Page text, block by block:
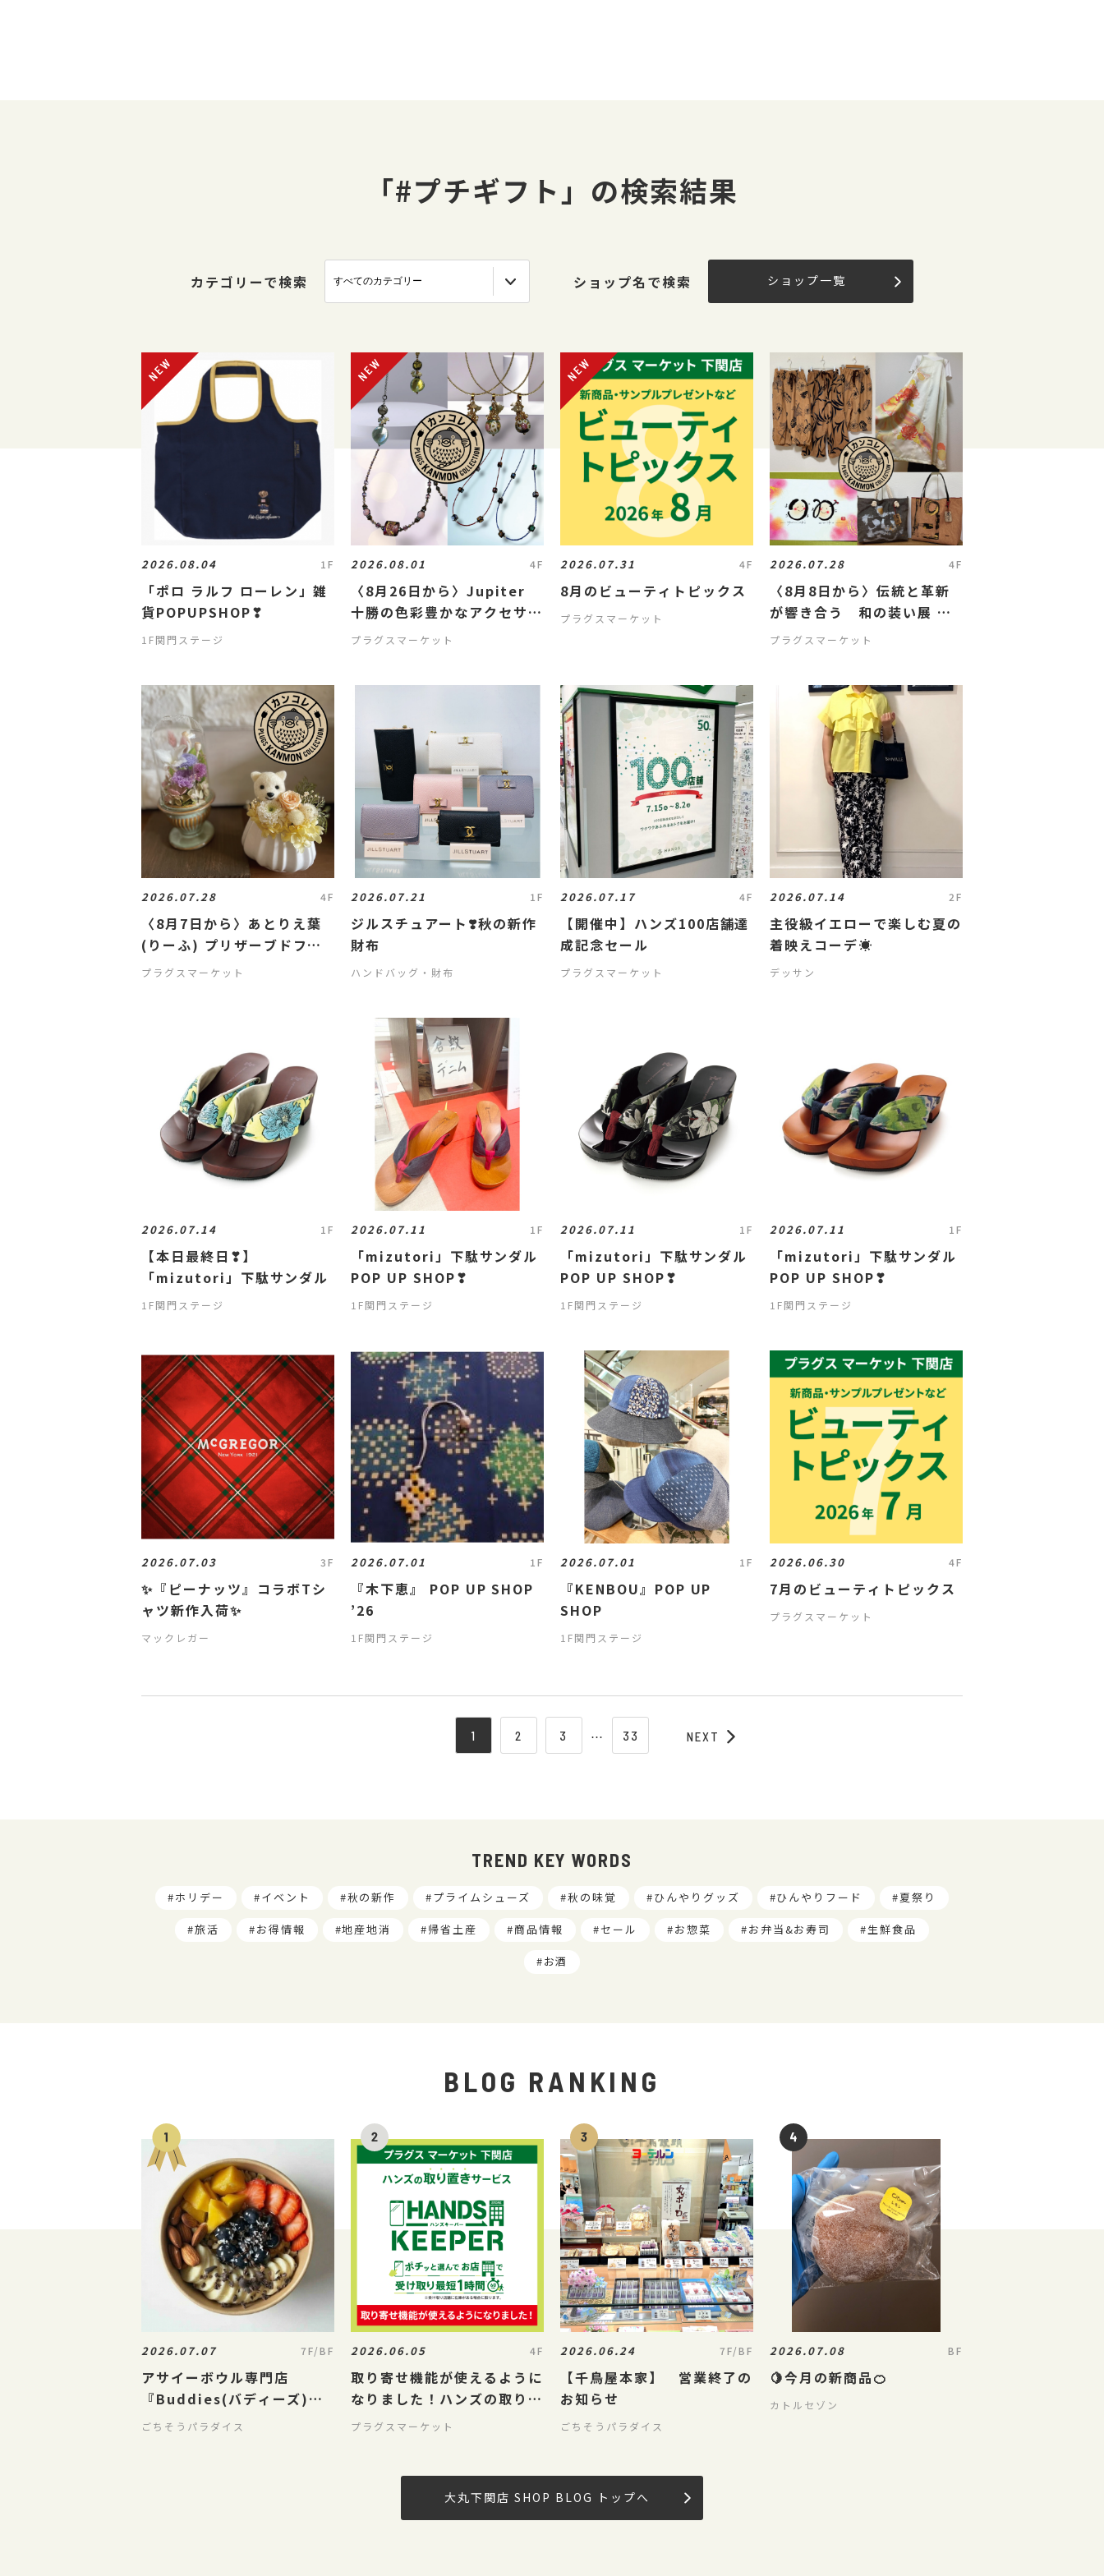
「#プチギフト」の検索結果
カテゴリーで検索 ショップ名で検索 ショップ一覧
2026.08.04 1F
「ポロ ラルフ ローレン」雑
貨POPUPSHOP❣
1F関門ステージ
2026.08.01 4F
〈8月26日から〉Jupiter
十勝の色彩豊かなアクセサリ
ー展
プラグスマーケット
2026.07.31 4F
8月のビューティトピックス
プラグスマーケット
2026.07.28 4F
〈8月8日から〉伝統と革新
が響き合う 和の装い展 ～
柿渋染と筆文字が織りなす、
プラグスマーケット
2026.07.28 4F
〈8月7日から〉あとりえ葉
(りーふ) プリザーブドフラ
ワーの仏花と夏の贈り物展
プラグスマーケット
2026.07.21 1F
ジルスチュアート❣️秋の新作
財布
ハンドバッグ・財布
2026.07.17 4F
【開催中】ハンズ100店舗達
成記念セール
プラグスマーケット
2026.07.14 2F
主役級イエローで楽しむ夏の
着映えコーデ☀️
デッサン
2026.07.14 1F
【本日最終日❣】
「mizutori」下駄サンダル
1F関門ステージ
2026.07.11 1F
「mizutori」下駄サンダル
POP UP SHOP❣
1F関門ステージ
2026.07.11 1F
「mizutori」下駄サンダル
POP UP SHOP❣
1F関門ステージ
2026.07.11 1F
「mizutori」下駄サンダル
POP UP SHOP❣
1F関門ステージ
2026.07.03 3F
✨『ピーナッツ』コラボTシ
ャツ新作入荷✨
マックレガー
2026.07.01 1F
『木下恵』 POP UP SHOP
’26
1F関門ステージ
2026.07.01 1F
『KENBOU』POP UP
SHOP
1F関門ステージ
2026.06.30 4F
7月のビューティトピックス
プラグスマーケット
1 2 3 ⋯ 33 NEXT
TREND KEY WORDS
ホリデー イベント 秋の新作 プライムシューズ 秋の味覚 ひんやりグッズ ひんやりフード 夏祭り
旅活 お得情報 地産地消 帰省土産 商品情報 セール お惣菜 お弁当&お寿司 生鮮食品
お酒
BLOG RANKING
2026.07.07 7F/BF
アサイーボウル専門店
『Buddies(バディーズ)』
大丸下関店に登場！！！
ごちそうパラダイス
2026.06.05 4F
取り寄せ機能が使えるように
なりました！ハンズの取り置
きサービス「HANDS
プラグスマーケット
2026.06.24 7F/BF
【千鳥屋本家】 営業終了の
お知らせ
ごちそうパラダイス
2026.07.08 BF
🍋今月の新商品🍊
カトルセゾン
大丸下関店 SHOP BLOG トップへ